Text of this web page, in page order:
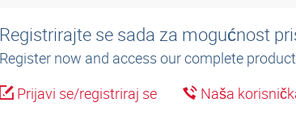
Registrirajte se sada za mogućnost
Register now and access our complete
Prijavi se/registriraj se
Naša